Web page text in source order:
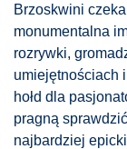
Brzoskwini
monumentalna
rozrywki,
umiejętnościach
hołd dla
pragną
najbardziej